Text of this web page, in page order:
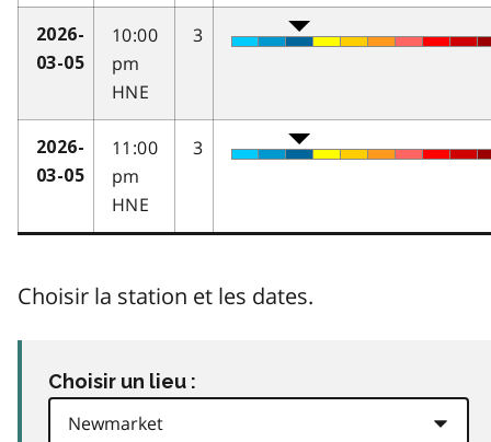
2026-
03-05
10:00
pm
HNE
3
2026-
03-05
11:00
pm
HNE
3
Choisir la station et les dates.
Choisir un lieu :